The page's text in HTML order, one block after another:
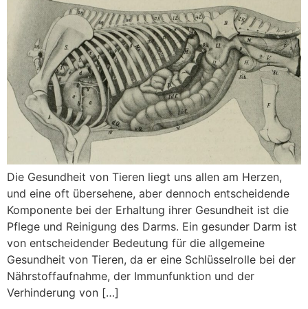
Die Gesundheit von Tieren liegt uns allen am Herzen,
und eine oft übersehene, aber dennoch entscheidende
Komponente bei der Erhaltung ihrer Gesundheit ist die
Pflege und Reinigung des Darms. Ein gesunder Darm ist
von entscheidender Bedeutung für die allgemeine
Gesundheit von Tieren, da er eine Schlüsselrolle bei der
Nährstoffaufnahme, der Immunfunktion und der
Verhinderung von […]